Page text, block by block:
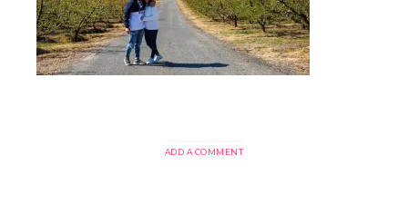
ADD A COMMENT